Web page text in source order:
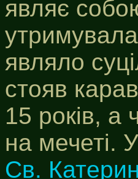
являє
являло
стояв
15 років, а
на мечеті. У
Св.